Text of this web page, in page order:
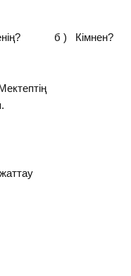
б ) Кімнен?